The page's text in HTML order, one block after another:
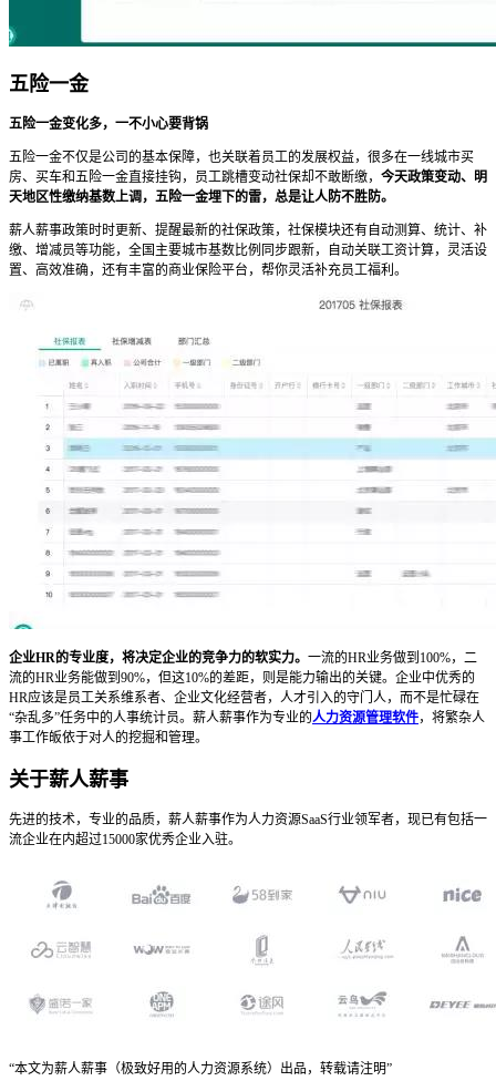
五险一金
五险一金变化多，一不小心要背锅
五险一金不仅是公司的基本保障，也关联着员工的发展权益，很多在一线城市买
房、买车和五险一金直接挂钩，员工跳槽变动社保却不敢断缴， 今天政策变动、明
天地区性缴纳基数上调，五险一金埋下的雷，总是让人防不胜防。
薪人薪事政策时时更新、提醒最新的社保政策，社保模块还有自动测算、统计、补
缴、增减员等功能，全国主要城市基数比例同步跟新，自动关联工资计算，灵活设
置、高效准确，还有丰富的商业保险平台，帮你灵活补充员工福利。
企业HR的专业度，将决定企业的竞争力的软实力。 一流的HR业务做到100%，二
流的HR业务能做到90%，但这10%的差距，则是能力输出的关键。企业中优秀的
HR应该是员工关系维系者、企业文化经营者，人才引入的守门人，而不是忙碌在
“杂乱多”任务中的人事统计员。薪人薪事作为专业的人力资源管理软件，将繁杂人
事工作皈依于对人的挖掘和管理。
关于薪人薪事
先进的技术，专业的品质，薪人薪事作为人力资源SaaS行业领军者，现已有包括一
流企业在内超过15000家优秀企业入驻。
“本文为薪人薪事（极致好用的人力资源系统）出品，转载请注明”